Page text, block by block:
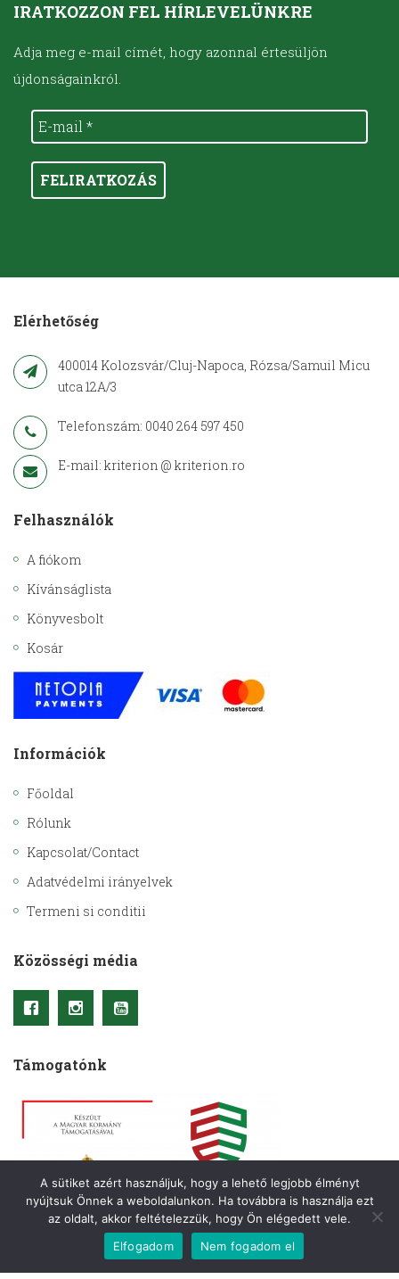
IRATKOZZON FEL HÍRLEVELÜNKRE
Adja meg e-mail címét, hogy azonnal értesüljön
újdonságainkról.
E-
mail
*
Elérhetőség
400014 Kolozsvár/Cluj-Napoca, Rózsa/Samuil Micu
utca 12A/3
Telefonszám: 0040 264 597 450
E-mail: kriterion @ kriterion.ro
Felhasználók
A fiókom
Kívánságlista
Könyvesbolt
Kosár
Információk
Főoldal
Rólunk
Kapcsolat/Contact
Adatvédelmi irányelvek
Termeni si conditii
Közösségi média
Támogatónk
A sütiket azért használjuk, hogy a lehető legjobb élményt
nyújtsuk Önnek a weboldalunkon. Ha továbbra is használja ezt
az oldalt, akkor feltételezzük, hogy Ön elégedett vele.
Elfogadom
Nem fogadom el